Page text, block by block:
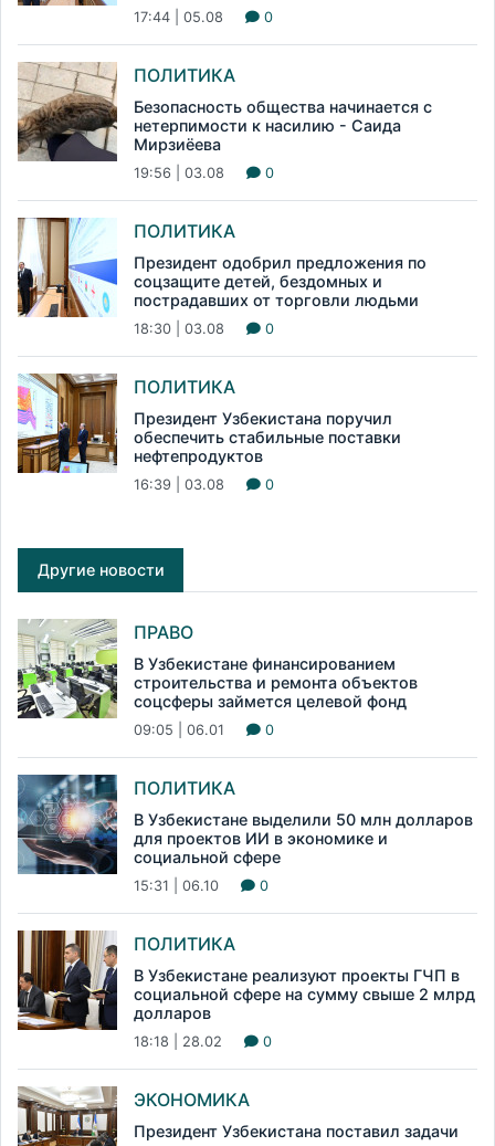
17:44 | 05.08 0
ПОЛИТИКА
Безопасность общества начинается с
нетерпимости к насилию - Саида
Мирзиёева
19:56 | 03.08 0
ПОЛИТИКА
Президент одобрил предложения по
соцзащите детей, бездомных и
пострадавших от торговли людьми
18:30 | 03.08 0
ПОЛИТИКА
Президент Узбекистана поручил
обеспечить стабильные поставки
нефтепродуктов
16:39 | 03.08 0
Другие новости
ПРАВО
В Узбекистане финансированием
строительства и ремонта объектов
соцсферы займется целевой фонд
09:05 | 06.01 0
ПОЛИТИКА
В Узбекистане выделили 50 млн долларов
для проектов ИИ в экономике и
социальной сфере
15:31 | 06.10 0
ПОЛИТИКА
В Узбекистане реализуют проекты ГЧП в
социальной сфере на сумму свыше 2 млрд
долларов
18:18 | 28.02 0
ЭКОНОМИКА
Президент Узбекистана поставил задачи